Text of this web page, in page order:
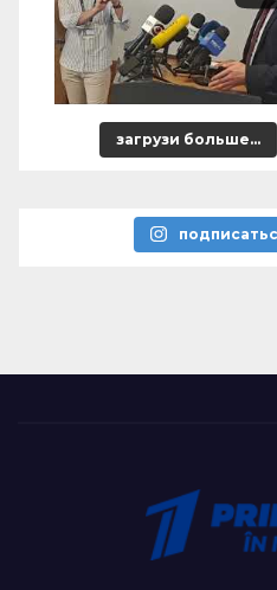
загрузи больше...